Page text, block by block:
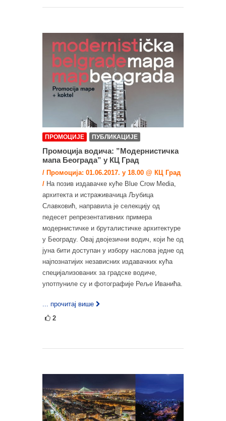
ПРОМОЦИЈЕ ПУБЛИКАЦИЈЕ
Промоција водича: ”Модернистичка
мапа Београда” у КЦ Град
/ Промоција: 01.06.2017. у 18.00 @ КЦ Град
/ На позив издавачке куће Blue Crow Media,
архитекта и истраживачица Љубица
Славковић, направила је селекцију од
педесет репрезентативних примера
модернистичке и бруталистичке архитектуре
у Београду. Овај двојезични водич, који ће од
јуна бити доступан у избору наслова једне од
најпознатијих независних издавачких кућа
специјализованих за градске водиче,
употпуниле су и фотографије Реље Иванића.
... прочитај више
2